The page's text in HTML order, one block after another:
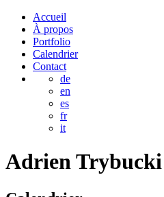
Accueil
À propos
Portfolio
Calendrier
Contact
de
en
es
fr
it
AdrienTrybucki